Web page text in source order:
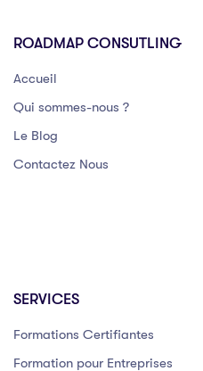
ROADMAP CONSUTLING
Accueil
Qui sommes-nous ?
Le Blog
Contactez Nous
SERVICES
Formations Certifiantes
Formation pour Entreprises